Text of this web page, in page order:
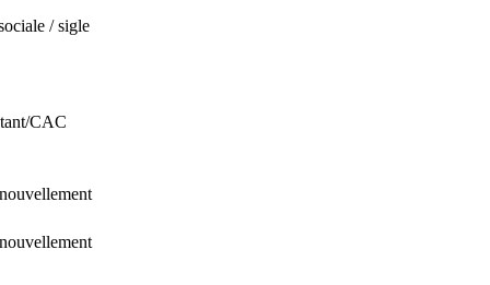
/ sigle
CAC